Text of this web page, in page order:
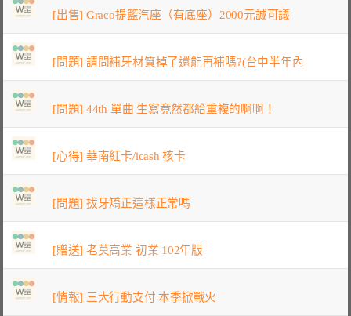
[出售] Graco提籃汽座（有底座）2000元誠可議
[問題] 請問補牙材質掉了還能再補嗎?(台中半年內
[問題] 44th 單曲 生寫竟然都給重複的啊啊！
[心得] 華南紅卡/icash 核卡
[問題] 拔牙矯正這樣正常嗎
[贈送] 老莫高業 初業 102年版
[情報] 三大行動支付 本季掀戰火